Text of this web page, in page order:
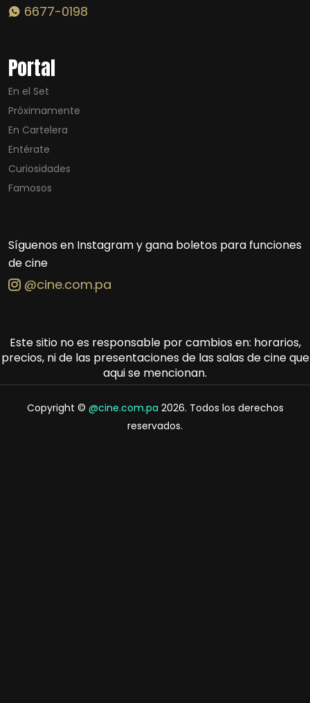
6677-0198
Portal
En el Set
Próximamente
En Cartelera
Entérate
Curiosidades
Famosos
Síguenos en Instagram y gana boletos para funciones
de cine
@cine.com.pa
Este sitio no es responsable por cambios en: horarios,
precios, ni de las presentaciones de las salas de cine que
aqui se mencionan.
Copyright © @cine.com.pa 2026. Todos los derechos
reservados.